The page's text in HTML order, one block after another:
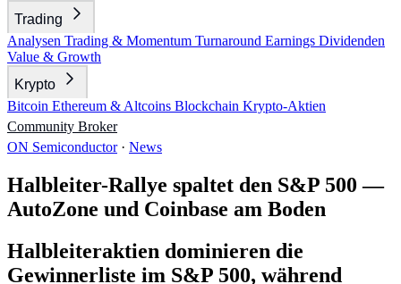
Trading
Analysen Trading & Momentum Turnaround Earnings Dividenden
Value & Growth
Krypto
Bitcoin Ethereum & Altcoins Blockchain Krypto-Aktien
Community Broker
ON Semiconductor · News
Halbleiter-Rallye spaltet den S&P 500 —
AutoZone und Coinbase am Boden
Halbleiteraktien dominieren die
Gewinnerliste im S&P 500, während